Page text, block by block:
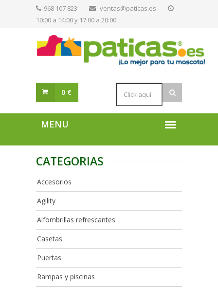
968 107 823
ventas@paticas.es
10:00 a 14:00 y 17:00 a 20:00
0 €
CATEGORIAS
Accesorios
Agility
Alfombrillas refrescantes
Casetas
Puertas
Rampas y piscinas